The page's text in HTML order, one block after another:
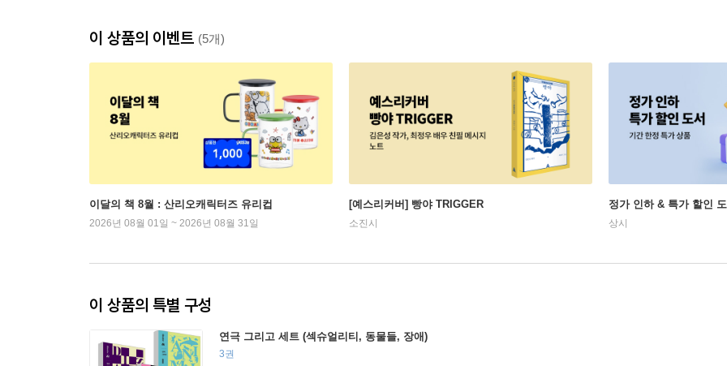
이 상품의 이벤트 (5개)
이달의 책 8월 : 산리오캐릭터즈 유리컵
2026년 08월 01일 ~ 2026년 08월 31일
[예스리커버] 빵야 TRIGGER
소진시
정가 인하 & 특가 할인
상시
이 상품의 특별 구성
연극 그리고 세트 (섹슈얼리티, 동물들, 장애)
3권